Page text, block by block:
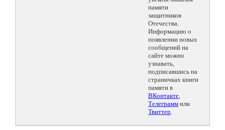
памяти
защитников
Отечества.
Информацию о
появлении новых
сообщений на
сайте можно
узнавать,
подписавшись на
страничках книги
памяти в
ВКонтакте,
Телеграмм или
Твиттер.